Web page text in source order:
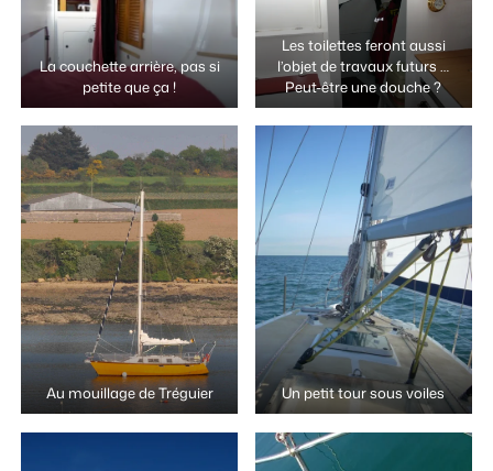
La couchette arrière, pas si
petite que ça !
Les toilettes feront aussi
l’objet de travaux futurs …
Peut-être une douche ?
Au mouillage de Tréguier Un petit tour sous voiles